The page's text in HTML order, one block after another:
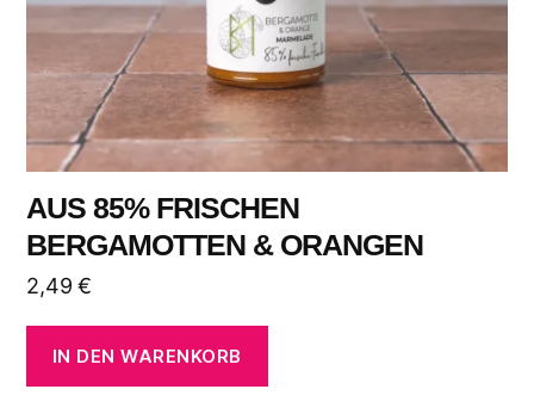
AUS 85% FRISCHEN
BERGAMOTTEN & ORANGEN
2,49€
IN DEN WARENKORB